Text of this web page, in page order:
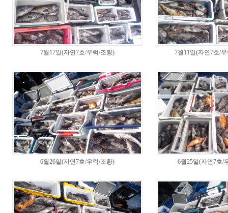
7월17일(자연7호/우럭/조황) 7월11일(자연7호/
6월26일(자연7호/우럭/조황) 6월25일(자연7호/